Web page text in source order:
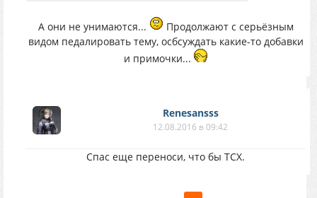
А они не унимаются...
Продолжают с серьёзным
видом педалировать тему, осбсуждать какие-то добавки
и примочки...
Renesansss
12.08.2016 в 09:42
Спас еще переноси, что бы ТСХ.